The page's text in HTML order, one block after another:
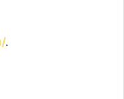
.